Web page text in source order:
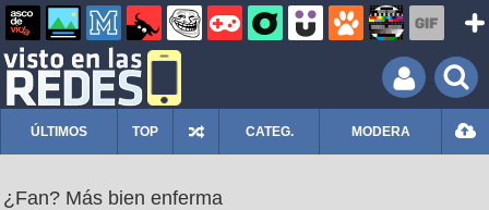
ÚLTIMOS TOP CATEG. MODERA
¿Fan? Más bien enferma